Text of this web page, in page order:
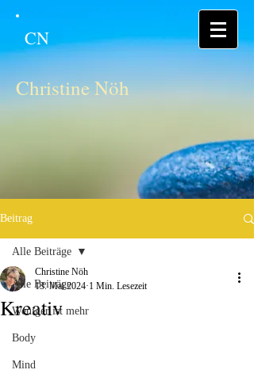
CN
Christine Nöh
Beitrag
Alle Beiträge
Weniger ist mehr
Body
Mind
Alle Beiträge
Kreativ
Christine Nöh
13. Mai 2024 1 Min. Lesezeit